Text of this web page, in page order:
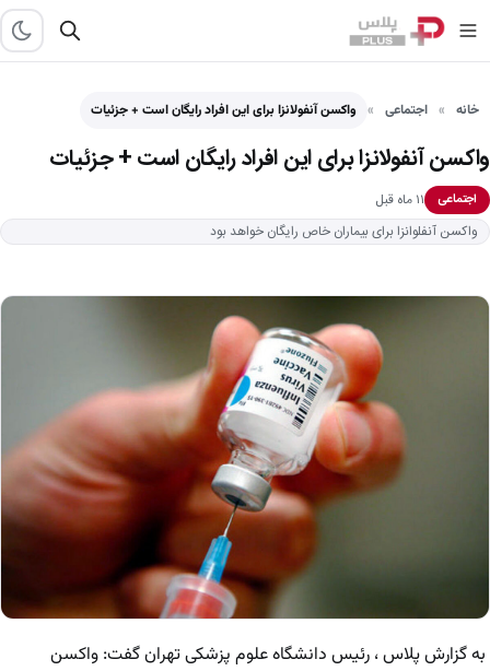
خانه اجتماعی واکسن آنفولانزا برای این افراد رایگان است + جزئیات
واکسن آنفولانزا برای این افراد رایگان است + جزئیات
اجتماعی
۱۱ ماه قبل
واکسن آنفلوانزا برای بیماران خاص رایگان خواهد بود
به گزارش پلاس ، رئیس دانشگاه علوم پزشکی تهران گفت: واکسن